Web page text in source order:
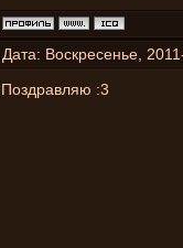
Дата: Воскресенье,
Поздравляю :3